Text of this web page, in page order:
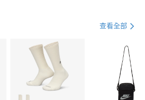
21家銀行
第一商業銀行
彰化商業銀行
查看全部